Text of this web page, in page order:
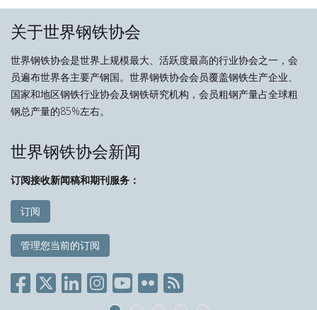
关于世界钢铁协会
世界钢铁协会是世界上规模最大、活跃度最高的行业协会之一，会
员遍布世界各主要产钢国。世界钢铁协会会员覆盖钢铁生产企业、
国家和地区钢铁行业协会及钢铁研究机构，会员粗钢产量占全球粗
钢总产量的85%左右。
世界钢铁协会新闻
订阅接收新闻稿和期刊服务：
订阅
管理您当前的订阅